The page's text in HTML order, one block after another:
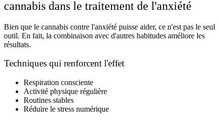
cannabis dans le traitement de l'anxiété
Bien que le cannabis contre l'anxiété puisse aider, ce n'est pas le seul
outil. En fait, la combinaison avec d'autres habitudes améliore les
résultats.
Techniques qui renforcent l'effet
Respiration consciente
Activité physique régulière
Routines stables
Réduire le stress numérique